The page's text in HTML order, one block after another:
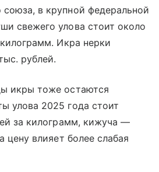
в крупной федеральной
свежего улова стоит около
Икра нерки
рублей.
икры тоже остаются
улова 2025 года стоит
за килограмм, кижуча —
цену влияет более слабая